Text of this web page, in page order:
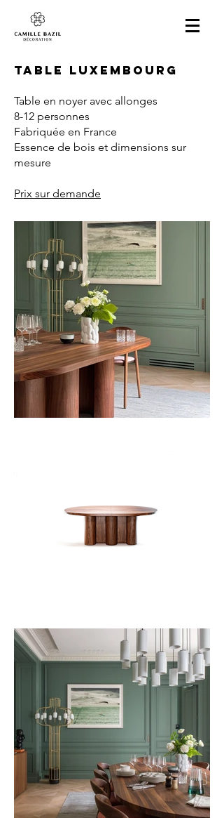
TaBLE LUXEMBOURG
Table en noyer avec allonges
8-12 personnes
Fabriquée en France
Essence de bois et dimensions sur
mesure
Prix sur demande